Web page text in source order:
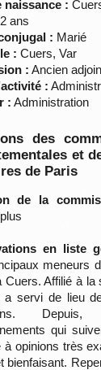
naissance :
ans
: Marié
: Cuers, Var
: Ancien
:
: Administration
des
et
de Paris
de la
en liste
meneurs
Cuers. Affilié à la
a servi de lieu
qui
à opinions très
bienfaisant.